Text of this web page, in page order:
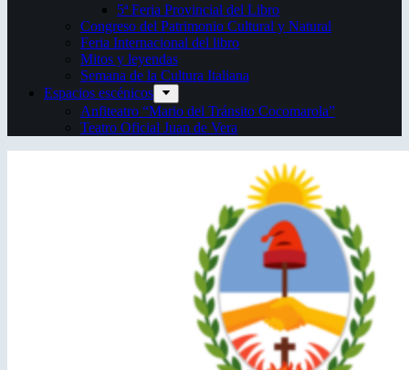
5ª Feria Provincial del Libro
Congreso del Patrimonio Cultural y Natural
Feria Internacional del libro
Mitos y leyendas
Semana de la Cultura Italiana
Espacios escénicos
Anfiteatro “Mario del Tránsito Cocomarola”
Teatro Oficial Juan de Vera